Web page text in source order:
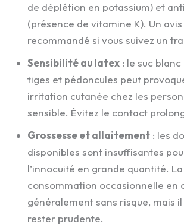
de déplétion en potassium) et
(présence de vitamine K). Un
recommandé si vous suivez un
Sensibilité au latex : le suc
tiges et pédoncules peut
irritation cutanée chez les
sensible. Évitez le contact
Grossesse et allaitement : les
disponibles sont insuffisantes
l’innocuité en grande quantité. La
consommation occasionnelle en
généralement sans risque, mais
rester prudente.